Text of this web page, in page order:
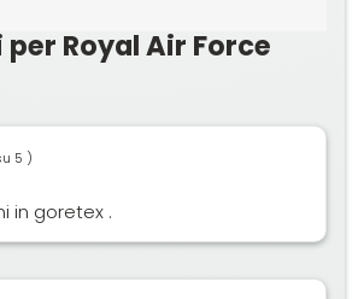
Royal Air Force
5 )
in goretex .